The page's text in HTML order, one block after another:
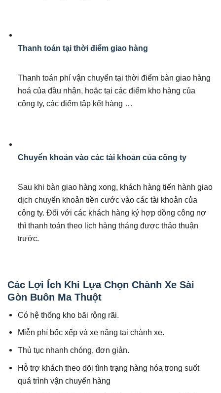
Thanh toán tại thời điểm giao hàng
Thanh toán phí vận chuyển tại thời điểm bàn giao hàng
hoá của đầu nhận, hoặc tại các điểm kho hàng của
công ty, các điểm tập kết hàng …
Chuyển khoản vào các tài khoản của công ty
Sau khi bàn giao hàng xong, khách hàng tiến hành giao
dịch chuyển khoản tiền cước vào các tài khoản của
công ty. Đối với các khách hàng ký hợp dồng công nợ
thì thanh toán theo lịch hàng tháng được thảo thuận
trước.
Các Lợi Ích Khi Lựa Chọn Chành Xe Sài
Gòn Buôn Ma Thuột
Có hệ thống kho bãi rộng rãi.
Miễn phí bốc xếp và xe nâng tại chành xe.
Thủ tục nhanh chóng, đơn giản.
Hỗ trợ khách theo dõi tình trạng hàng hóa trong suốt
quá trình vận chuyển hàng